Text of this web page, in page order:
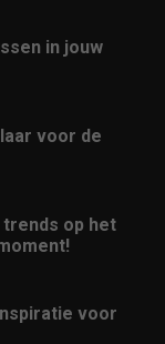
in jouw
voor de
trends op het
voor